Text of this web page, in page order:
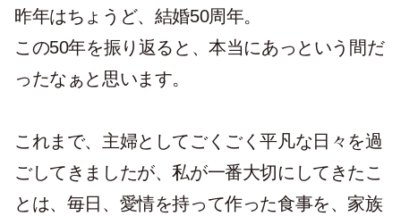
昨年はちょうど、結婚50周年。
この50年を振り返ると、本当にあっという間だ
ったなぁと思います。
これまで、主婦としてごくごく平凡な日々を過
ごしてきましたが、私が一番大切にしてきたこ
とは、毎日、愛情を持って作った食事を、家族